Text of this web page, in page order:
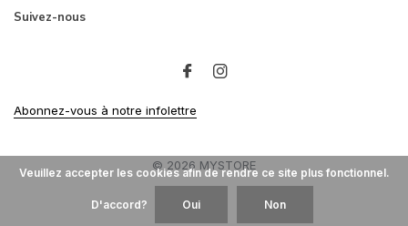
Suivez-nous
Abonnez-vous à notre infolettre
© 2026 MYSTORE
Veuillez accepter les cookies afin de rendre ce site plus fonctionnel.
D'accord? Oui Non